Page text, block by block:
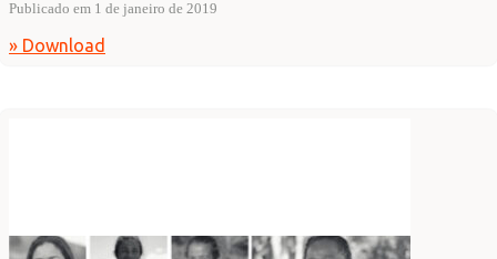
Publicado em 1 de janeiro de 2019
» Download